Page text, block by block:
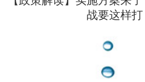
战要这样打